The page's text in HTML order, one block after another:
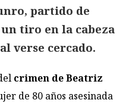
partido de
tiro en la cabeza
verse cercado.
crimen de Beatriz
de 80 años asesinada